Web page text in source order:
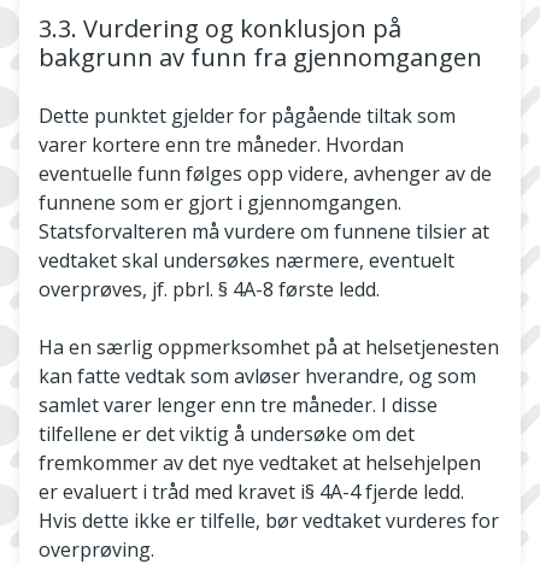
3.3. Vurdering og konklusjon på
bakgrunn av funn fra gjennomgangen
Dette punktet gjelder for pågående tiltak som
varer kortere enn tre måneder. Hvordan
eventuelle funn følges opp videre, avhenger av de
funnene som er gjort i gjennomgangen.
Statsforvalteren må vurdere om funnene tilsier at
vedtaket skal undersøkes nærmere, eventuelt
overprøves, jf. pbrl. § 4A-8 første ledd.
Ha en særlig oppmerksomhet på at helsetjenesten
kan fatte vedtak som avløser hverandre, og som
samlet varer lenger enn tre måneder. I disse
tilfellene er det viktig å undersøke om det
fremkommer av det nye vedtaket at helsehjelpen
er evaluert i tråd med kravet i§ 4A-4 fjerde ledd.
Hvis dette ikke er tilfelle, bør vedtaket vurderes for
overprøving.